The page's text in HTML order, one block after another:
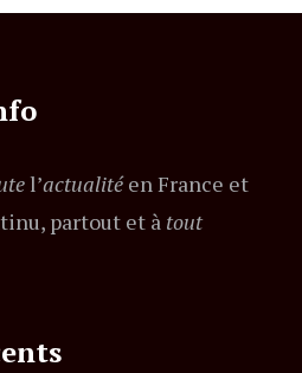
l’actualitéen France et
partout et à tout